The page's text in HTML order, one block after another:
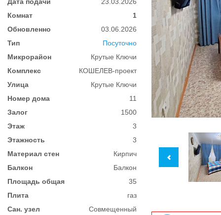
Комнат
1
Обновленно
03.06.2026
Тип
Посуточно
Микрорайон
Крутые Ключи
Комплекс
КОШЕЛЕВ-проект
Улица
Крутые Ключи
Номер дома
11
Залог
1500
Этаж
3
Этажность
3
Материал стен
Кирпич
Балкон
Балкон
Площадь общая
35
Плита
газ
Сан. узел
Совмещенный